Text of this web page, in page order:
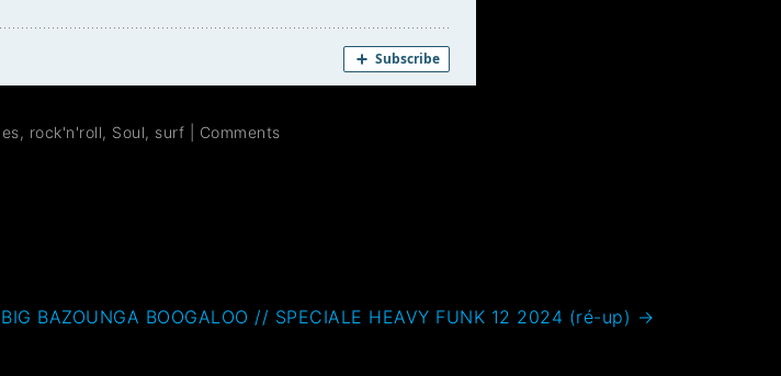
, rock'n'roll, Soul, surf Comments
BIG BAZOUNGA BOOGALOO // SPECIALE HEAVY FUNK 12 2024 (ré-up) →